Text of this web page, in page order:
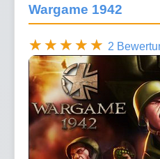
Wargame 1942
2